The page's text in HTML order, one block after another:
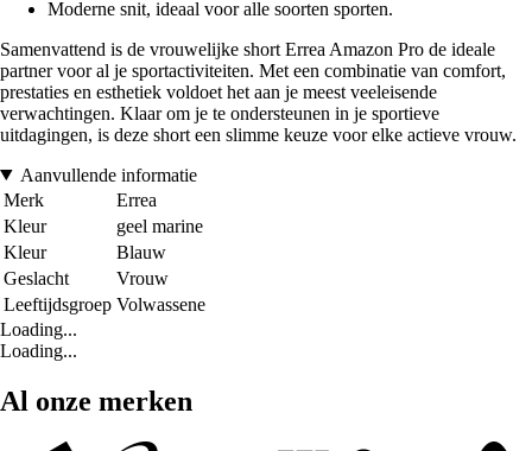
Moderne snit, ideaal voor alle soorten sporten.
Samenvattend is de vrouwelijke short Errea Amazon Pro de ideale
partner voor al je sportactiviteiten. Met een combinatie van comfort,
prestaties en esthetiek voldoet het aan je meest veeleisende
verwachtingen. Klaar om je te ondersteunen in je sportieve
uitdagingen, is deze short een slimme keuze voor elke actieve vrouw.
Aanvullende informatie
Merk
Errea
Kleur
geel marine
Kleur
Blauw
Geslacht
Vrouw
Leeftijdsgroep Volwassene
Loading...
Loading...
Al onze merken